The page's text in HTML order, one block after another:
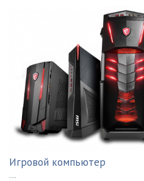
Игровой компьютер
---